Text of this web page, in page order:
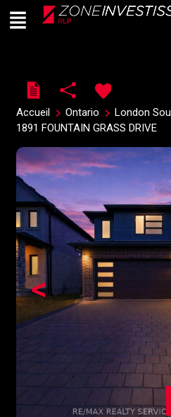
Live
En Direct
Menu
Accueil Ontario
London
1891 FOUNTAIN GRASS DRIVE
<